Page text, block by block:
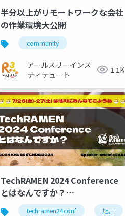
半分以上がリモートワークな会社
の作業環境大公開
community
アールスリーインス
ティテュート
1.1K
TechRAMEN 2024 Conference
とはなんですか？
#techramen24conf
techramen24conf 旭川